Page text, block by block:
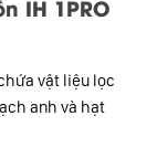
IH 1PRO
vật liệu lọc
anh và hạt